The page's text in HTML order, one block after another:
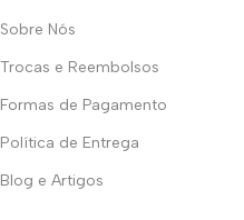
Sobre Nós
Trocas e Reembolsos
Formas de Pagamento
Política de Entrega
Blog e Artigos